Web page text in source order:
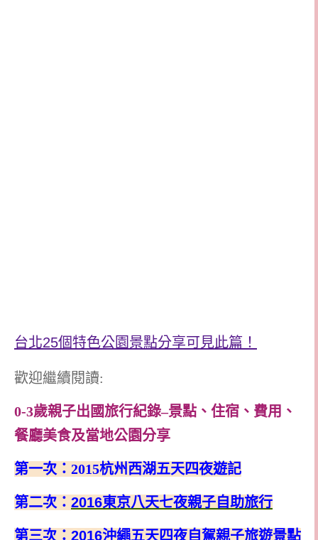
台北25個特色公園景點分享可見此篇！
歡迎繼續閱讀:
0-3歲親子出國旅行紀錄–景點、住宿、費用、
餐廳美食及當地公園分享
第一次： 2015杭州西湖五天四夜遊記
第二次： 2016東京八天七夜親子自助旅行
第三次： 2016沖繩五天四夜自駕親子旅遊景點